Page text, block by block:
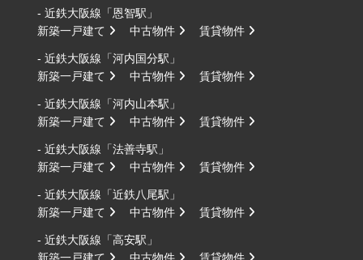
- 近鉄大阪線「恩智駅」
新築一戸建て
中古物件 賃貸物件
- 近鉄大阪線「河内国分駅」
新築一戸建て
中古物件 賃貸物件
- 近鉄大阪線「河内山本駅」
新築一戸建て
中古物件 賃貸物件
- 近鉄大阪線「法善寺駅」
新築一戸建て
中古物件 賃貸物件
- 近鉄大阪線「近鉄八尾駅」
新築一戸建て
中古物件 賃貸物件
- 近鉄大阪線「高安駅」